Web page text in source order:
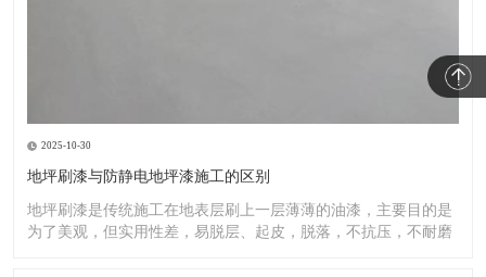
2025-10-30
地坪刷漆与防静电地坪漆施工的区别
地坪刷漆是传统施工在地表层刷上一层薄薄的油漆，主要目的是
为了美观，但实用性差，易脱层、起皮，脱落，不抗压，不耐磨